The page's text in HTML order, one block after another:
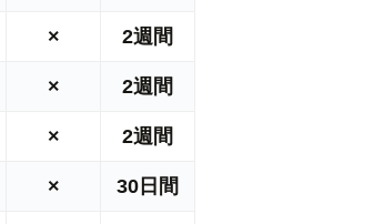
× 2週間
× 2週間
× 2週間
× 30日間